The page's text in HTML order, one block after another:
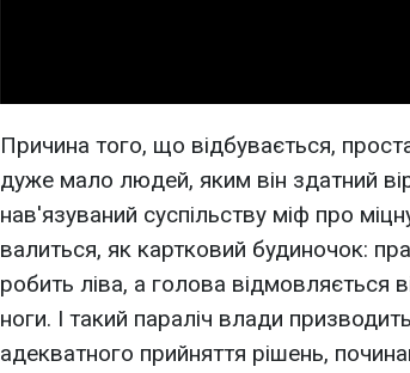
Причина того, що відбувається,
дуже мало людей, яким він здатний
нав'язуваний суспільству міф про
валиться, як картковий будиночок:
робить ліва, а голова відмовляється
ноги. І такий параліч влади
адекватного прийняття рішень,